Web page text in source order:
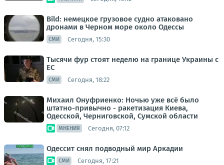
Bild: немецкое грузовое судно атаковано
дронами в Черном море около Одессы
СМИ Сегодня, 15:30
Тысячи фур стоят неделю на границе Украины с
ЕС
СМИ Сегодня, 18:22
Михаил Онуфриенко: Ночью уже всё было
штатно-привычно - ракетизация Киева,
Одесской, Черниговской, Сумской области
МНЕНИЯ Сегодня, 07:12
Одессит снял подводный мир Аркадии
СМИ Сегодня, 17:21